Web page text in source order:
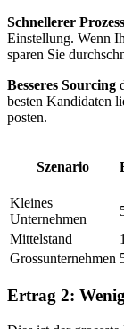
Schnellerer Prozess
Einstellung. Wenn
sparen Sie
Besseres Sourcing
besten Kandidaten
posten.
Szenario
Kleines
Unternehmen
Mittelstand
Grossunternehmen
Ertrag 2: